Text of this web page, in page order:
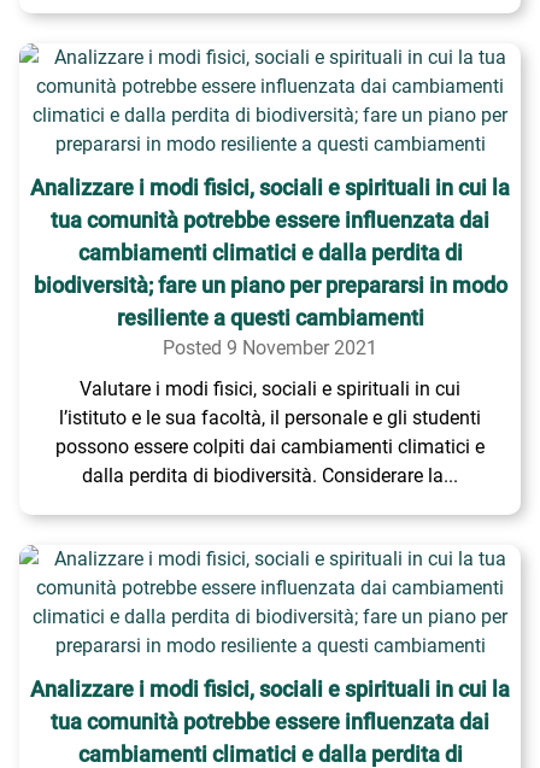
Analizzare i modi fisici, sociali e spirituali in cui la
tua comunità potrebbe essere influenzata dai
cambiamenti climatici e dalla perdita di
biodiversità; fare un piano per prepararsi in modo
resiliente a questi cambiamenti
Posted 9 November 2021
Valutare i modi fisici, sociali e spirituali in cui
l’istituto e le sua facoltà, il personale e gli studenti
possono essere colpiti dai cambiamenti climatici e
dalla perdita di biodiversità. Considerare la...
Analizzare i modi fisici, sociali e spirituali in cui la
tua comunità potrebbe essere influenzata dai
cambiamenti climatici e dalla perdita di